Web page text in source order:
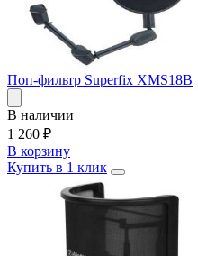
Поп-фильтр Superfix XMS18B
В наличии
1 260 ₽
В корзину
Купить в 1 клик